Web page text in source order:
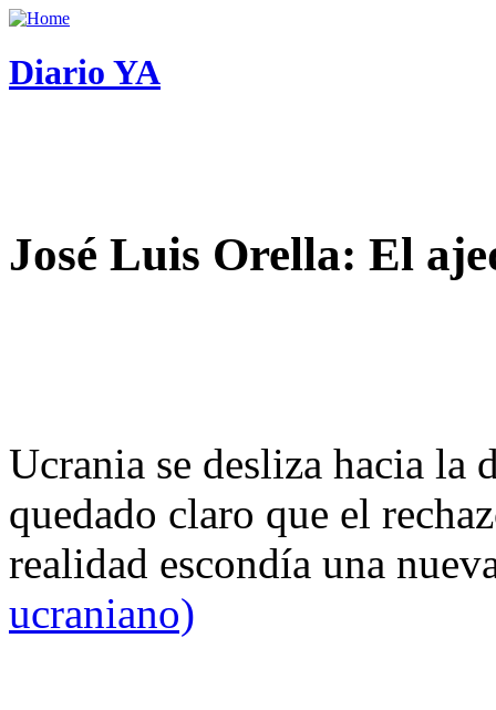
Diario YA
José Luis Orella: El
Ucrania se desliza hacia
quedado claro que el
realidad escondía una
ucraniano)